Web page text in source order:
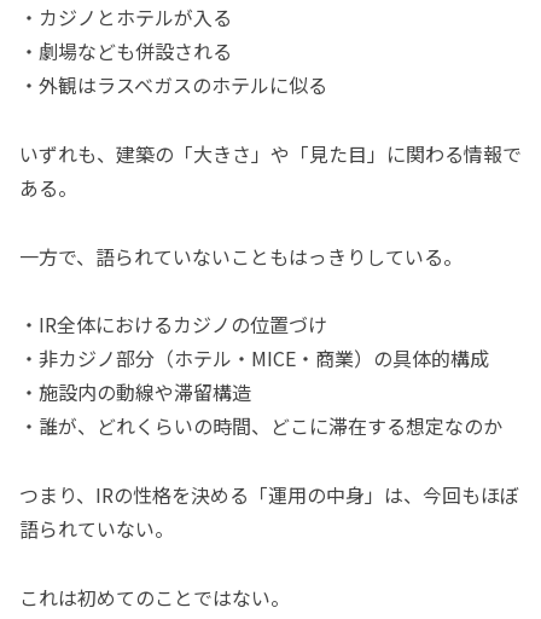
・カジノとホテルが入る
・劇場なども併設される
・外観はラスベガスのホテルに似る
いずれも、建築の「大きさ」や「見た目」に関わる情報で
ある。
一方で、語られていないこともはっきりしている。
・IR全体におけるカジノの位置づけ
・非カジノ部分（ホテル・MICE・商業）の具体的構成
・施設内の動線や滞留構造
・誰が、どれくらいの時間、どこに滞在する想定なのか
つまり、IRの性格を決める「運用の中身」は、今回もほぼ
語られていない。
これは初めてのことではない。